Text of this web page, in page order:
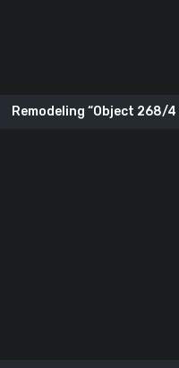
Remodeling “Object 268/4